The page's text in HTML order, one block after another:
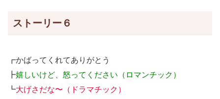
ストーリー６
┏かばってくれてありがとう
┣嬉しいけど、怒ってください（ロマンチック）
┗大げさだな〜（ドラマチック）